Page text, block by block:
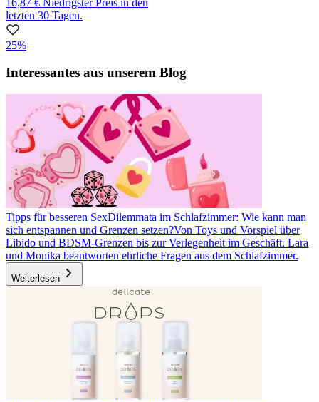
letzten 30 Tagen.
25%
Interessantes aus unserem Blog
Tipps für besseren SexDilemmata im Schlafzimmer: Wie kann man
sich entspannen und Grenzen setzen?Von Toys und Vorspiel über
Libido und BDSM-Grenzen bis zur Verlegenheit im Geschäft. Lara
und Monika beantworten ehrliche Fragen aus dem Schlafzimmer.
Weiterlesen